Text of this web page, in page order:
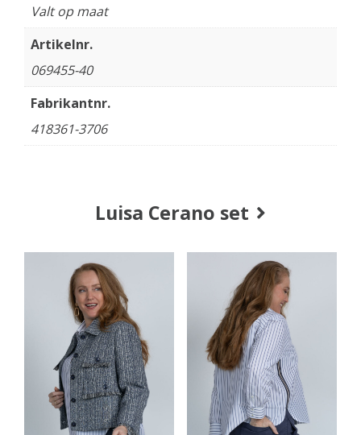
Valt op maat
Artikelnr.
069455-40
Fabrikantnr.
418361-3706
Luisa Cerano set